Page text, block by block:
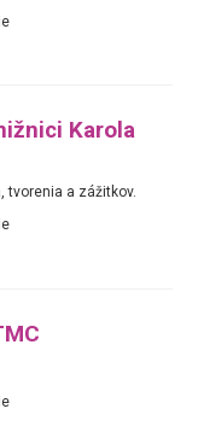
Karola
tvorenia a zážitkov.